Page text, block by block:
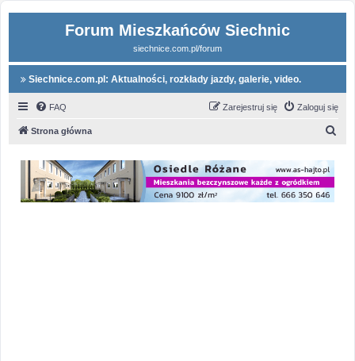
Forum Mieszkańców Siechnic
siechnice.com.pl/forum
Siechnice.com.pl: Aktualności, rozkłady jazdy, galerie, video.
FAQ Zaloguj się
Zarejestruj się
Strona główna